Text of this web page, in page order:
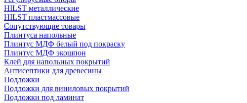
HILST металлические
HILST пластмассовые
Сопутствующие товары
Плинтуса напольные
Плинтус МДФ белый под покраску
Плинтус МДФ экошпон
Клей для напольных покрытий
Антисептики для древесины
Подложки
Подложки для виниловых покрытий
Подложки под ламинат